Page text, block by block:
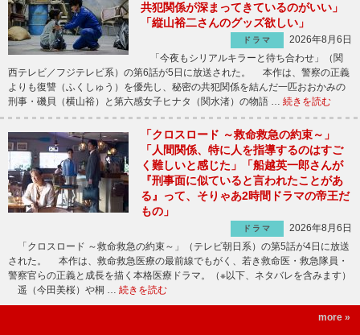
共犯関係が深まってきているのがいい」
「縦山裕二さんのグッズ欲しい」
ドラマ
2026年8月6日
「今夜もシリアルキラーと待ち合わせ」（関
西テレビ／フジテレビ系）の第6話が5日に放送された。 本作は、警察の正義
よりも復讐（ふくしゅう）を優先し、秘密の共犯関係を結んだ一匹おおかみの
刑事・磯貝（横山裕）と第六感女子ヒナタ（関水渚）の物語 … 続きを読む
「クロスロード ～救命救急の約束～」
「人間関係、特に人を指導するのはすご
く難しいと感じた」「船越英一郎さんが
『刑事面に似ていると言われたことがあ
る』って、そりゃあ2時間ドラマの帝王だ
もの」
ドラマ
2026年8月6日
「クロスロード ～救命救急の約束～」（テレビ朝日系）の第5話が4日に放送
された。 本作は、救命救急医療の最前線でもがく、若き救命医・救急隊員・
警察官らの正義と成長を描く本格医療ドラマ。（※以下、ネタバレを含みます）
遥（今田美桜）や桐 … 続きを読む
more »